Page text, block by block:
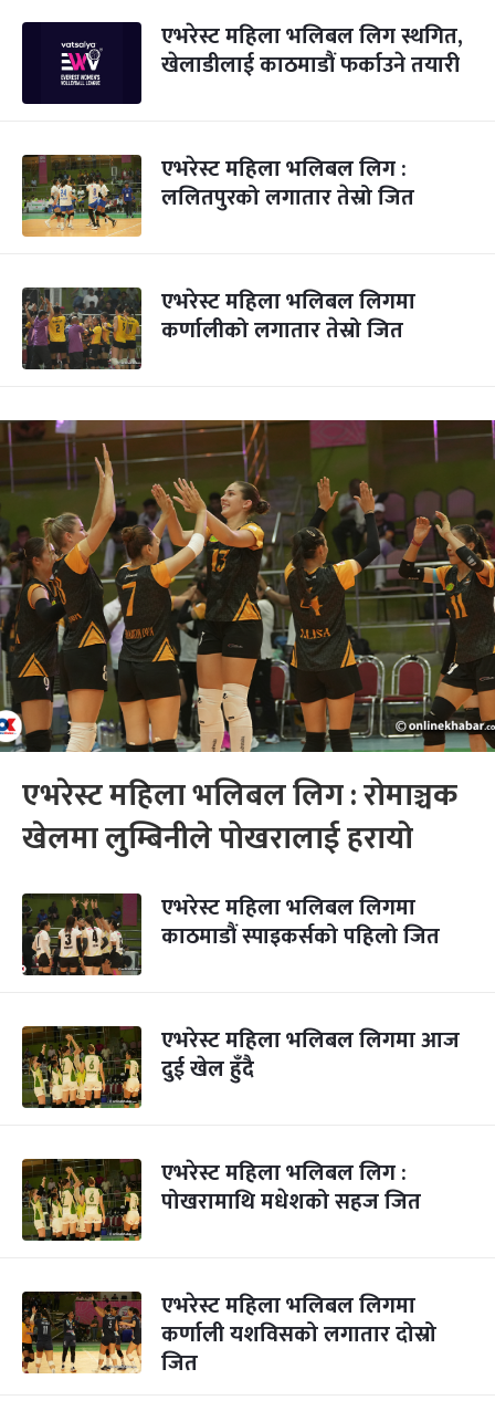
एभरेस्ट महिला भलिबल लिग स्थगित,
खेलाडीलाई काठमाडौं फर्काउने तयारी
एभरेस्ट महिला भलिबल लिग :
ललितपुरको लगातार तेस्रो जित
एभरेस्ट महिला भलिबल लिगमा
कर्णालीको लगातार तेस्रो जित
एभरेस्ट महिला भलिबल लिग : रोमाञ्चक
खेलमा लुम्बिनीले पोखरालाई हरायो
एभरेस्ट महिला भलिबल लिगमा
काठमाडौं स्पाइकर्सको पहिलो जित
एभरेस्ट महिला भलिबल लिगमा आज
दुई खेल हुँदै
एभरेस्ट महिला भलिबल लिग :
पोखरामाथि मधेशको सहज जित
एभरेस्ट महिला भलिबल लिगमा
कर्णाली यशविसको लगातार दोस्रो
जित